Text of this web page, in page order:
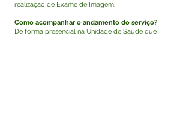
realização de Exame de Imagem.
Como acompanhar o andamento do serviço?
De forma presencial na Unidade de Saúde que